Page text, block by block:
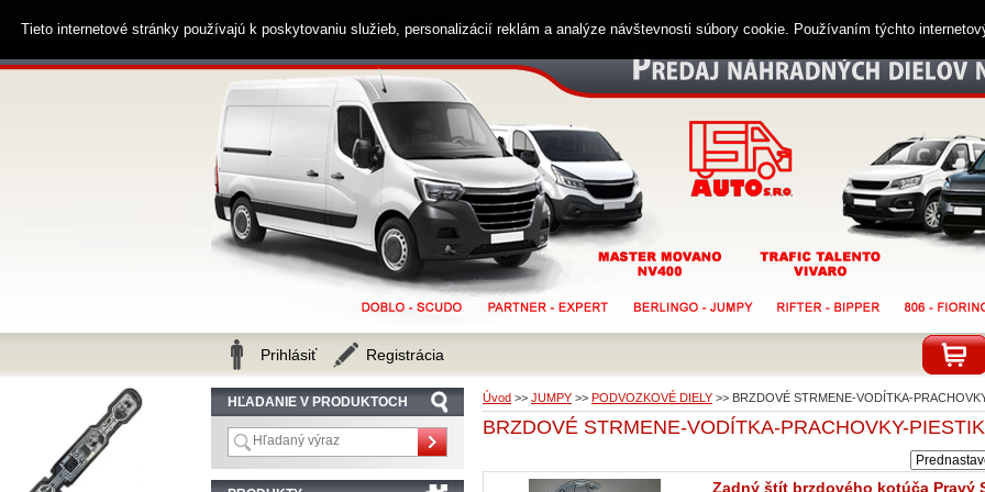
Úvod >> JUMPY >> PODVOZKOVÉ DIELY >> BRZDOVÉ STRMENE-VODÍTKA-
BRZDOVÉ STRMENE-VODÍTKA-PRACHOVKY-
Zadný štít brzdového kotúča Pravý
HĽADANIE V PRODUKTOCH
Zákaznícka linka 0914 238 482
Prihlásiť Registrácia
Tieto internetové stránky používajú k poskytovaniu služieb, personalizácií reklám a analýze návštevnosti súbory cookie. Používaním týchto